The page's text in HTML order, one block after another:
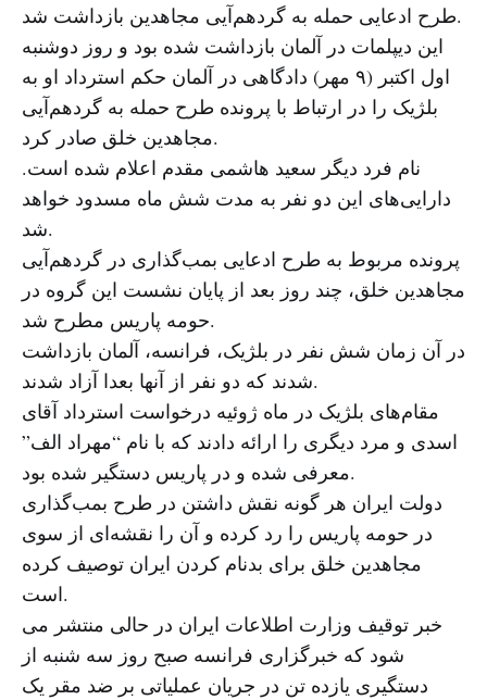
طرح ادعایی حمله به گردهم‌آیی مجاهدین بازداشت شد.
این دیپلمات در آلمان بازداشت شده بود و روز دوشنبه
اول اکتبر (۹ مهر) دادگاهی در آلمان حکم استرداد او به
بلژیک را در ارتباط با پرونده طرح حمله به گردهم‌آیی
مجاهدین خلق صادر کرد.
نام فرد دیگر سعید هاشمی مقدم اعلام شده است.
دارایی‌های این دو نفر به مدت شش ماه مسدود خواهد
شد.
پرونده مربوط به طرح ادعایی بمب‌گذاری در گردهم‌آیی
مجاهدین خلق، چند روز بعد از پایان نشست این گروه در
حومه پاریس مطرح شد.
در آن زمان شش نفر در بلژیک، فرانسه، آلمان بازداشت
شدند که دو نفر از آنها بعدا آزاد شدند.
مقام‌های بلژیک در ماه ژوئیه درخواست استرداد آقای
اسدی و مرد دیگری را ارائه دادند که با نام “مهراد الف”
معرفی شده و در پاریس دستگیر شده بود.
دولت ایران هر گونه نقش داشتن در طرح بمب‌گذاری
در حومه پاریس را رد کرده و آن را نقشه‌ای از سوی
مجاهدین خلق برای بدنام کردن ایران توصیف کرده
است.
خبر توقیف وزارت اطلاعات ایران در حالی منتشر می
شود که خبرگزاری فرانسه صبح روز سه شنبه از
دستگیری یازده تن در جریان عملیاتی بر ضد مقر یک